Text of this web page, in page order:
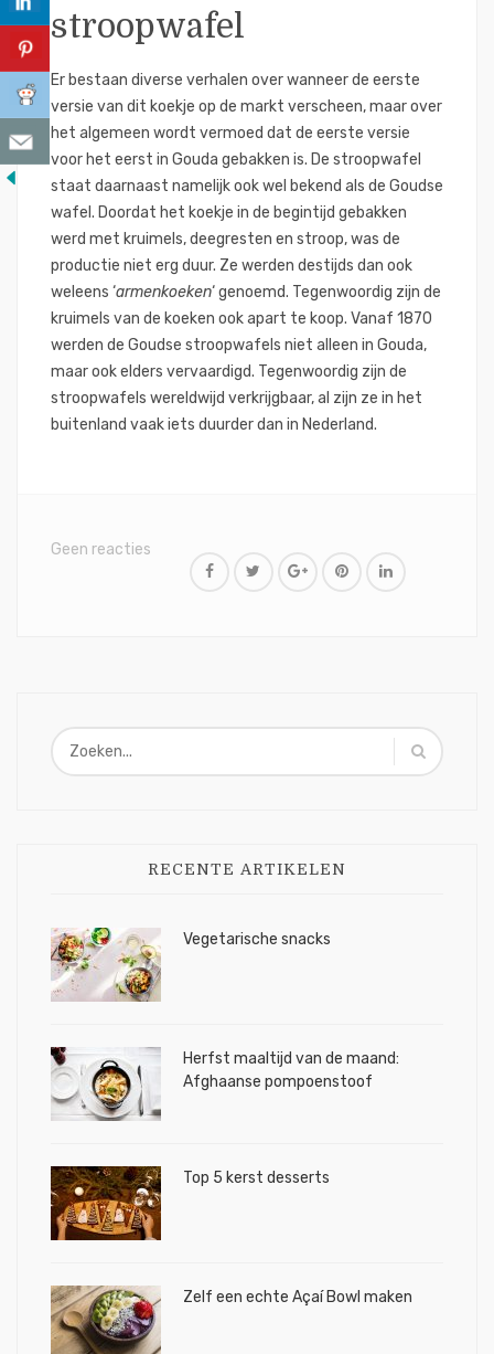
stroopwafel
Er bestaan diverse verhalen over wanneer de eerste
versie van dit koekje op de markt verscheen, maar over
het algemeen wordt vermoed dat de eerste versie
voor het eerst in Gouda gebakken is. De stroopwafel
staat daarnaast namelijk ook wel bekend als de Goudse
wafel. Doordat het koekje in de begintijd gebakken
werd met kruimels, deegresten en stroop, was de
productie niet erg duur. Ze werden destijds dan ook
weleens ‘armenkoeken‘ genoemd. Tegenwoordig zijn de
kruimels van de koeken ook apart te koop. Vanaf 1870
werden de Goudse stroopwafels niet alleen in Gouda,
maar ook elders vervaardigd. Tegenwoordig zijn de
stroopwafels wereldwijd verkrijgbaar, al zijn ze in het
buitenland vaak iets duurder dan in Nederland.
Geen reacties
RECENTE ARTIKELEN
Vegetarische snacks
Herfst maaltijd van de maand:
Afghaanse pompoenstoof
Top 5 kerst desserts
Zelf een echte Açaí Bowl maken